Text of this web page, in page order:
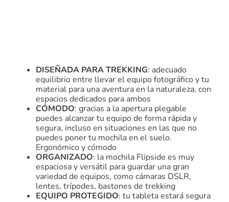
DISEÑADA PARA TREKKING: adecuado
equilibrio entre llevar el equipo fotográfico y tu
material para una aventura en la naturaleza, con
espacios dedicados para ambos
CÓMODO: gracias a la apertura plegable
puedes alcanzar tu equipo de forma rápida y
segura, incluso en situaciones en las que no
puedes poner tu mochila en el suelo.
Ergonómico y cómodo
ORGANIZADO: la mochila Flipside es muy
espaciosa y versátil para guardar una gran
variedad de equipos, como cámaras DSLR,
lentes, trípodes, bastones de trekking
EQUIPO PROTEGIDO: tu tableta estará segura